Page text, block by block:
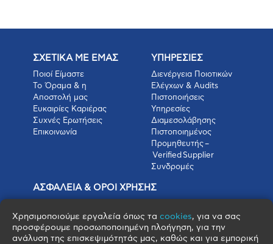
ΣΧΕΤΙΚΑ ΜΕ ΕΜΑΣ
Ποιοί Είμαστε
Το Όραμα & η
Αποστολή μας
Ευκαιρίες Καριέρας
Συχνές Ερωτήσεις
Επικοινωνία
ΥΠΗΡΕΣΙΕΣ
Διενέργεια Ποιοτικών
Ελέγχων & Audits
Πιστοποιήσεις
Υπηρεσίες
Διαμεσολάβησης
Πιστοποιημένος
Προμηθευτής –
Verified Supplier
Συνδρομές
ΑΣΦΑΛΕΙΑ & ΟΡΟΙ ΧΡΗΣΗΣ
Όροι Χρήσης
Όροι Πώλησης
Όροι Αγοράς
Χρησιμοποιούμε εργαλεία όπως τα cookies, για να σας
προσφέρουμε προσωποποιημένη πλοήγηση, για την
ανάλυση της επισκεψιμότητάς μας, καθώς και για εμπορική